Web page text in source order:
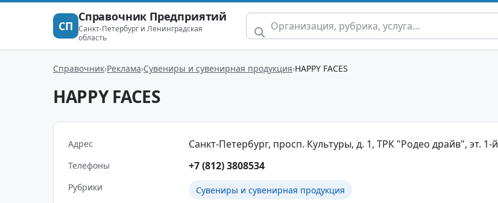
СП
Справочник Предприятий
Санкт-Петербург и Ленинградская
область
Справочник Реклама Сувениры и сувенирная продукция HAPPY FACES
HAPPY FACES
Адрес Санкт-Петербург, просп. Культуры, д. 1, ТРК "Родео драйв", эт. 1-й
Телефоны +7 (812) 3808534
Рубрики Сувениры и сувенирная продукция